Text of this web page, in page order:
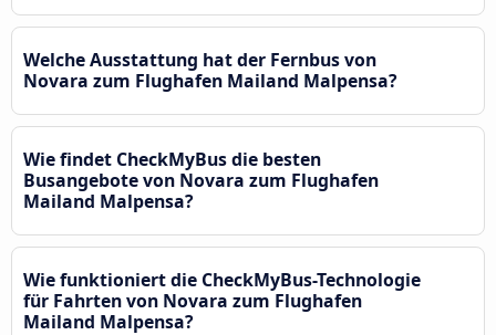
Welche Ausstattung hat der Fernbus von
Novara zum Flughafen Mailand Malpensa?
Wie findet CheckMyBus die besten
Busangebote von Novara zum Flughafen
Mailand Malpensa?
Wie funktioniert die CheckMyBus-Technologie
für Fahrten von Novara zum Flughafen
Mailand Malpensa?